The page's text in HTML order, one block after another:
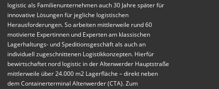
logistic als Familienunternehmen auch 30 Jahre später für
innovative Lösungen für jegliche logistischen
Herausforderungen. So arbeiten mittlerweile rund 60
motivierte Expertinnen und Experten am klassischen
Lagerhaltungs- und Speditionsgeschäft als auch an
individuell zugeschnittenen Logistikkonzepten. Hierfür
bewirtschaftet nord logistic in der Altenwerder Hauptstraße
mittlerweile über 24.000 m2 Lagerfläche – direkt neben
dem Containerterminal Altenwerder (CTA). Zum